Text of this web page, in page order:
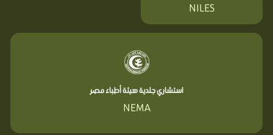
NILES
استشاري جلدية هيئة أطباء مصر
NEMA